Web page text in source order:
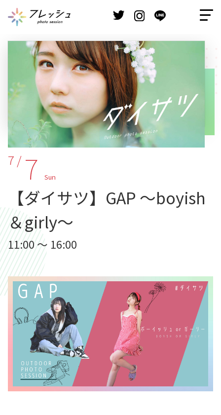
7 / 7 Sun
【ダイサツ】GAP ～boyish
＆girly～
11:00 ～ 16:00